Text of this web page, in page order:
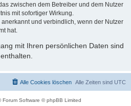
zwischen dem Betreiber und dem Nutzer
mit sofortiger Wirkung.
und verbindlich, wenn der Nutzer
hat.
mit Ihren persönlichen Daten sind
Alle Zeiten sind UTC
Alle Cookies löschen
Forum Software © phpBB Limited